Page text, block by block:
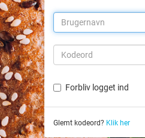
Forbliv logget ind
Glemt kodeord? Klik her